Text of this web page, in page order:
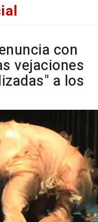
con
vejaciones
a los